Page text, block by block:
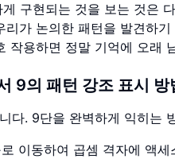
구현되는 것을 보는 것은
가 논의한 패턴을 발견하
작용하면 정말 기억에 오래
9의 패턴 강조 표시 방
다. 9단을 완벽하게 익히는
로 이동하여 곱셈 격자에 액세